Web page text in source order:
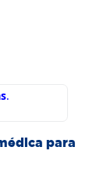
para